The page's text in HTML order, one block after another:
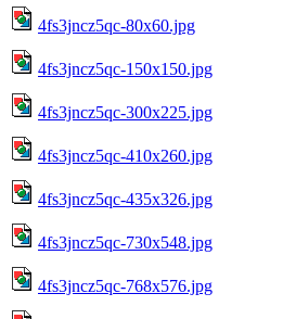
4fs3jncz5qc-80x60.jpg
4fs3jncz5qc-150x150.jpg
4fs3jncz5qc-300x225.jpg
4fs3jncz5qc-410x260.jpg
4fs3jncz5qc-435x326.jpg
4fs3jncz5qc-730x548.jpg
4fs3jncz5qc-768x576.jpg